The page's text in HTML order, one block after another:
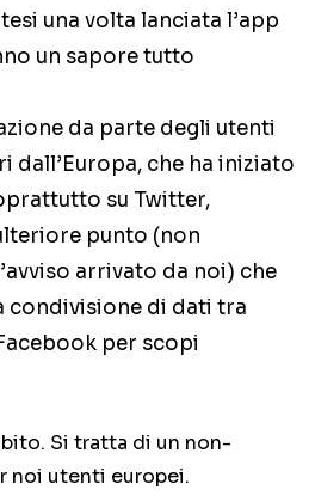
una volta lanciata l’app
un sapore tutto
da parte degli utenti
dall’Europa, che ha iniziato
su Twitter,
punto (non
arrivato da noi) che
condivisione di dati tra
per scopi
Si tratta di un non-
noi utenti europei.